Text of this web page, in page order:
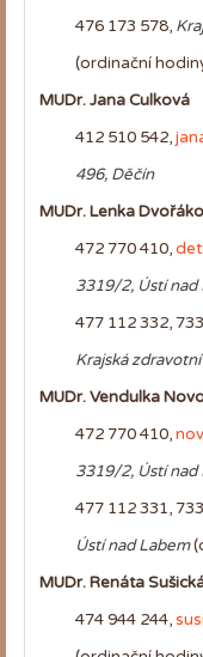
476 173 578,
(ordinační
MUDr. Jana Culková
412 510 542,
496, Děčín
MUDr. Lenka
472 770 410,
3319/2, Ústí nad
477 112 332,
Krajská
MUDr. Vendulka
472 770 410,
3319/2, Ústí nad
477 112 331,
Ústí nad Labem
MUDr. Renáta
474 944 244,